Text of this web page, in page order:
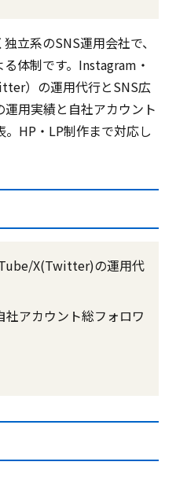
立系のSNS運用会社で、
体制です。Instagram・
）の運用代行とSNS広
用実績と自社アカウント
HP・LP制作まで対応し
X(Twitter)の運用代
アカウント総フォロワ